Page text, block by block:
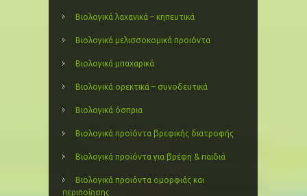
Βιολογικά λαχανικά – κηπευτικά
Βιολογικά μελισσοκομικά προιόντα
Βιολογικά μπαχαρικά
Βιολογικά ορεκτικά – συνοδευτικά
Βιολογικά όσπρια
Βιολογικά προϊόντα βρεφικής διατροφής
Βιολογικά προϊόντα για βρέφη & παιδιά
Βιολογικά προιόντα ομορφιάς και
περιποίησης